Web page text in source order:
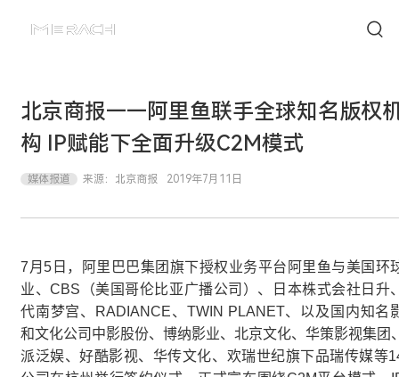
北京商报——阿里鱼联手全球知名版权
构 IP赋能下全面升级C2M模式
媒体报道 来源： 北京商报 2019年7月11日
7月5日，阿里巴巴集团旗下授权业务平台阿里鱼与美国环
业、CBS（美国哥伦比亚广播公司）、日本株式会社日升
代南梦宫、RADIANCE、TWIN PLANET、以及国内知名
和文化公司中影股份、博纳影业、北京文化、华策影视集团
派泛娱、好酷影视、华传文化、欢瑞世纪旗下品瑞传媒等